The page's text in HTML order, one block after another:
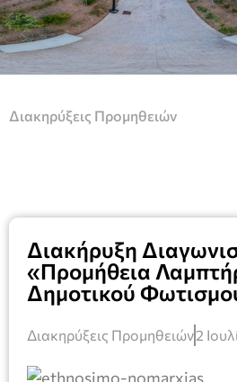
Διακηρύξεις Προμηθειών
Διακήρυξη
«Προμήθεια
Δημοτικού
Διακηρύξεις Προμηθειών2